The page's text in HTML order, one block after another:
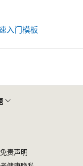
入门模板
责声明